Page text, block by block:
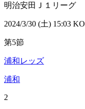
明治安田Ｊ１リーグ
2024/3/30 (土) 15:03 KO
第5節
浦和レッズ
浦和
2